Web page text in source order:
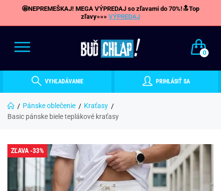
🤩NEPREMEŠKAJ! MEGA VÝPREDAJ so zľavami do 70%!🔝Top
zľavy»»» VÝPREDAJ
0
VYHĽADÁVANIE PRIHLÁSIŤ SA
Pánske oblečenie
Kraťasy
Basic pánske biele teplákové kraťasy
ZĽAVA -33%